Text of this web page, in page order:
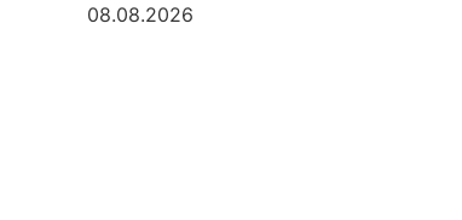
08.08.2026